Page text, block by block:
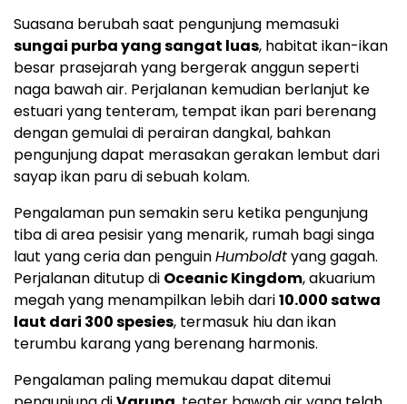
Suasana berubah saat pengunjung memasuki
sungai purba yang sangat luas, habitat ikan-ikan
besar prasejarah yang bergerak anggun seperti
naga bawah air. Perjalanan kemudian berlanjut ke
estuari yang tenteram, tempat ikan pari berenang
dengan gemulai di perairan dangkal, bahkan
pengunjung dapat merasakan gerakan lembut dari
sayap ikan paru di sebuah kolam.
Pengalaman pun semakin seru ketika pengunjung
tiba di area pesisir yang menarik, rumah bagi singa
laut yang ceria dan penguinHumboldtyang gagah.
Perjalanan ditutup di Oceanic Kingdom, akuarium
megah yang menampilkan lebih dari10.000 satwa
laut dari 300 spesies, termasuk hiu dan ikan
terumbu karang yang berenang harmonis.
Pengalaman paling memukau dapat ditemui